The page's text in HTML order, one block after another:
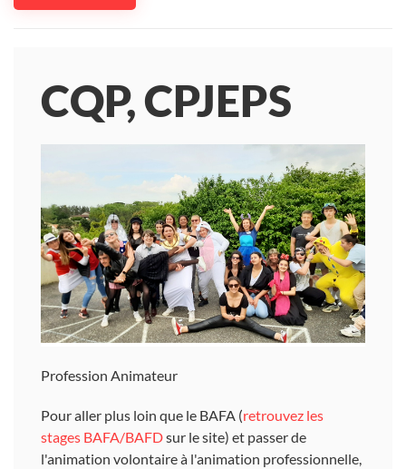
CQP, CPJEPS
Profession Animateur
Pour aller plus loin que le BAFA (retrouvez les
stages BAFA/BAFDsur le site) et passer de
l'animation volontaire à l'animation professionnelle,